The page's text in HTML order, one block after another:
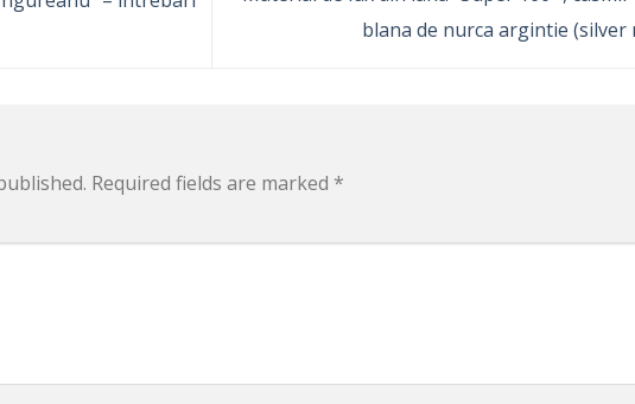
blana de nurca argintie (silver
Required fields are marked *